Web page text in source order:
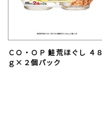
ＣＯ・ＯＰ 鮭荒ほぐし ４８
ｇ×２個パック